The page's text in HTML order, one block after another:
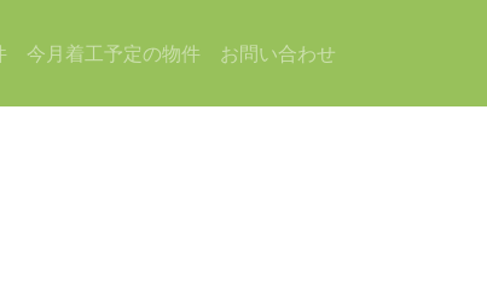
今月着工予定の物件 お問い合わせ